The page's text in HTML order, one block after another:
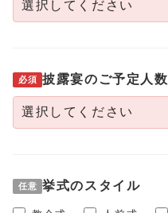
必須 披露宴のご予定人数
任意 挙式のスタイル